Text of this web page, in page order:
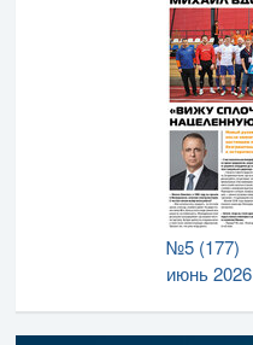
№5 (177)
июнь 2026